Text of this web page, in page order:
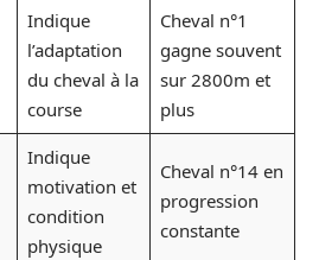
Indique
l’adaptation
du cheval à la
course
Cheval n°1
gagne souvent
sur 2800m et
plus
Indique
motivation et
condition
physique
Cheval n°14 en
progression
constante